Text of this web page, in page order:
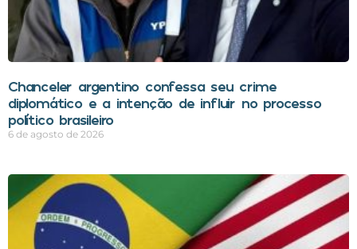
Chanceler argentino confessa seu crime
diplomático e a intenção de influir no processo
político brasileiro
6 de agosto de 2026